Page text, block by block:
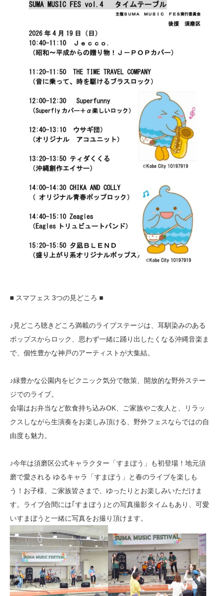
■ スマフェス 3つの見どころ ■
♪見どころ聴きどころ満載のライブステージは、耳馴染みのある
ポップスからロック、思わず一緒に踊り出したくなる沖縄音楽ま
で、個性豊かな神戸のアーティストが大集結。
♪​緑豊かな公園内をピクニック気分で散策、開放的な野外ステー
ジでのライブ。
会場はお弁当など飲食持ち込みOK、ご家族やご友人と、リラッ
クスしながら生演奏をお楽しみ頂ける、野外フェスならではの自
由度も魅力。
♪​今年は須磨区公式キャラクター「すまぼう」も初登場！地元須
磨で愛される ゆるキャラ「すまぼう」と春のライブを楽しも
う！お子様、ご家族皆さまで、ゆったりとお楽しみいただけま
す。ライブ合間には｢すまぼう｣との写真撮影タイムもあり、可愛
いすまぼうと一緒に写真をお撮り頂けます。